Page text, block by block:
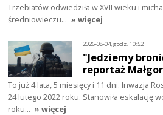
Trzebiatów odwiedziła w XVII wieku i
średniowieczu… » więcej
2026-08-04, godz. 10:52
"Jedziemy
reportaż
To już 4 lata, 5 miesięcy i 11 dni. Inwazja
24 lutego 2022 roku. Stanowiła eskalację
roku… » więcej